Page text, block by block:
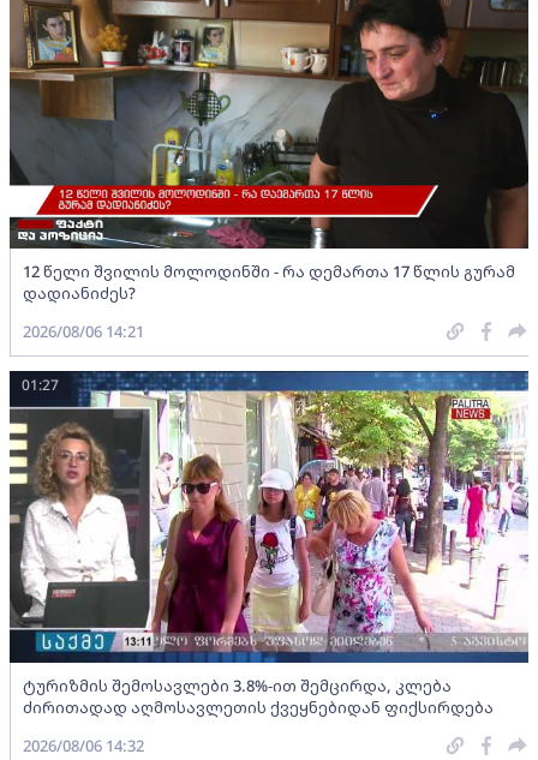
12 წელი შვილის მოლოდინში - რა დემართა 17 წლის გურამ
დადიანიძეს?
2026/08/06 14:21
ტურიზმის შემოსავლები 3.8%-ით შემცირდა, კლება
ძირითადად აღმოსავლეთის ქვეყნებიდან ფიქსირდება
01:27
2026/08/06 14:32